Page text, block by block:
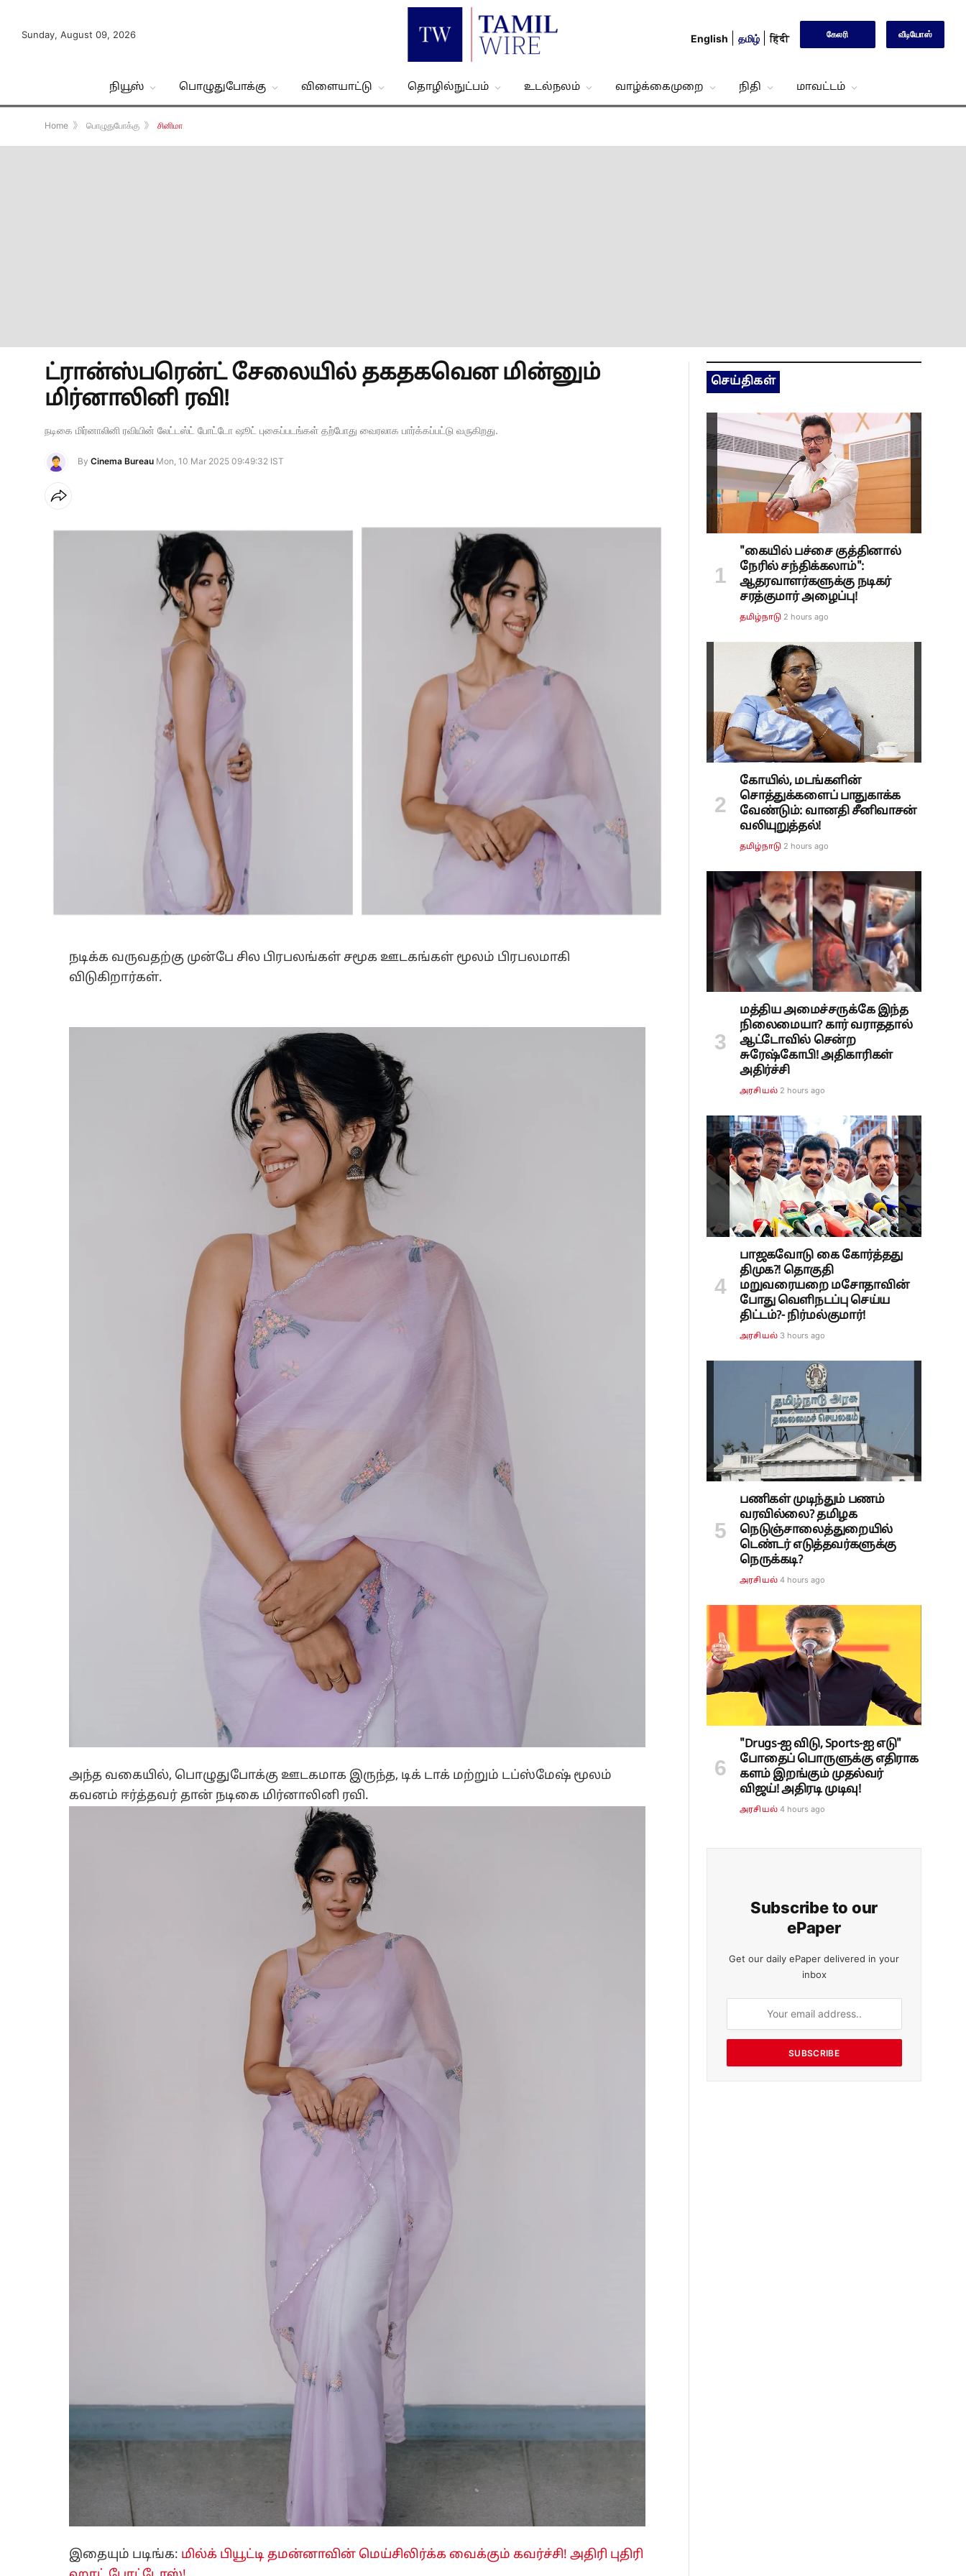
Sunday, August 09, 2026 English தமிழ் हिंदी கேலரி வீடியோஸ்
நியூஸ் பொழுதுபோக்கு விளையாட்டு தொழில்நுட்பம் உடல்நலம் வாழ்க்கைமுறை நிதி மாவட்டம்
Home 》 பொழுதுபோக்கு 》 சினிமா
ட்ரான்ஸ்பரென்ட் சேலையில் தகதகவென மின்னும்
மிர்னாலினி ரவி!
நடிகை மிர்னாலினி ரவியின் லேட்டஸ்ட் போட்டோ ஷூட் புகைப்படங்கள் தற்போது வைரலாக பார்க்கப்பட்டு வருகிறது.
By Cinema Bureau Mon, 10 Mar 2025 09:49:32 IST
நடிக்க வருவதற்கு முன்பே சில பிரபலங்கள் சமூக ஊடகங்கள் மூலம் பிரபலமாகி
விடுகிறார்கள்.
அந்த வகையில், பொழுதுபோக்கு ஊடகமாக இருந்த, டிக் டாக் மற்றும் டப்ஸ்மேஷ் மூலம்
கவனம் ஈர்த்தவர் தான் நடிகை மிர்னாலினி ரவி.
இதையும் படிங்க: மில்க் பியூட்டி தமன்னாவின் மெய்சிலிர்க்க வைக்கும் கவர்ச்சி! அதிரி புதிரி
செய்திகள்
"கையில் பச்சை குத்தினால்
நேரில் சந்திக்கலாம்":
ஆதரவாளர்களுக்கு நடிகர்
சரத்குமார் அழைப்பு!
தமிழ்நாடு 2 hours ago
கோயில், மடங்களின்
சொத்துக்களைப் பாதுகாக்க
வேண்டும்: வானதி சீனிவாசன்
வலியுறுத்தல்!
தமிழ்நாடு 2 hours ago
மத்திய அமைச்சருக்கே இந்த
நிலைமையா? கார் வராததால்
ஆட்டோவில் சென்ற
சுரேஷ்கோபி! அதிகாரிகள்
அதிர்ச்சி
அரசியல் 2 hours ago
பாஜகவோடு கை கோர்த்தது
திமுக?! தொகுதி
மறுவரையறை மசோதாவின்
போது வெளிநடப்பு செய்ய
திட்டம்?- நிர்மல்குமார்!
அரசியல் 3 hours ago
பணிகள் முடிந்தும் பணம்
வரவில்லை? தமிழக
நெடுஞ்சாலைத்துறையில்
டெண்டர் எடுத்தவர்களுக்கு
நெருக்கடி?
அரசியல் 4 hours ago
"Drugs-ஐ விடு, Sports-ஐ எடு"
போதைப் பொருளுக்கு எதிராக
களம் இறங்கும் முதல்வர்
விஜய்! அதிரடி முடிவு!
அரசியல் 4 hours ago
Subscribe to our
ePaper
Get our daily ePaper delivered in your
inbox
SUBSCRIBE